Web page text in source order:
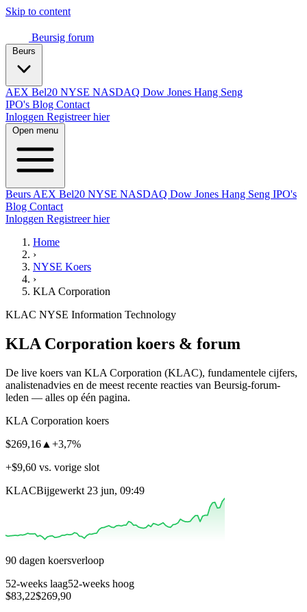
Skip to content
Beursig forum
AEX Bel20 NYSE NASDAQ Dow Jones Hang Seng
IPO's Blog Contact
Inloggen Registreer hier
Open menu
Beurs AEX Bel20 NYSE NASDAQ Dow Jones Hang Seng IPO's
Blog Contact
Inloggen Registreer hier
Home
›
NYSE Koers
›
KLA Corporation
KLAC NYSE Information Technology
KLA Corporation koers & forum
De live koers van KLA Corporation (KLAC), fundamentele cijfers,
analisten­advies en de meest recente reacties van Beursig-forum-
leden — alles op één pagina.
KLA Corporation koers
$269,16 ▲ +3,7%
+$9,60 vs. vorige slot
KLACBijgewerkt 23 jun, 09:49
90 dagen koersverloop
52-weeks laag52-weeks hoog
$83,22$269,90